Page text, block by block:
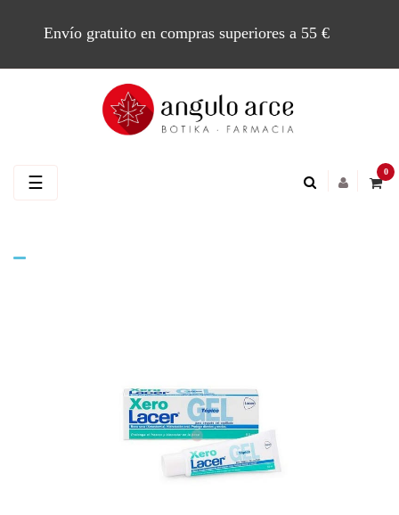
Envío gratuito en compras superiores a 55 €
0
Navegación
☰